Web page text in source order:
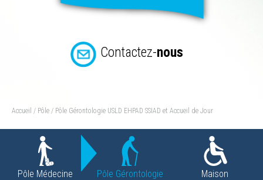
Contactez-nous
VOUS
ÊTES
Accueil / Pôle / Pôle Gérontologie USLD EHPAD SSIAD et Accueil de Jour
Pôle Médecine
Pôle Gérontologie
Maison